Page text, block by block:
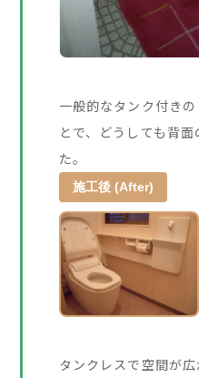
一般的なタンク付き
とで、どうしても背
た。
施工後 (After)
タンクレスで空間が